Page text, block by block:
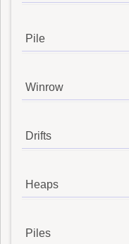
Pile
Winrow
Drifts
Heaps
Piles